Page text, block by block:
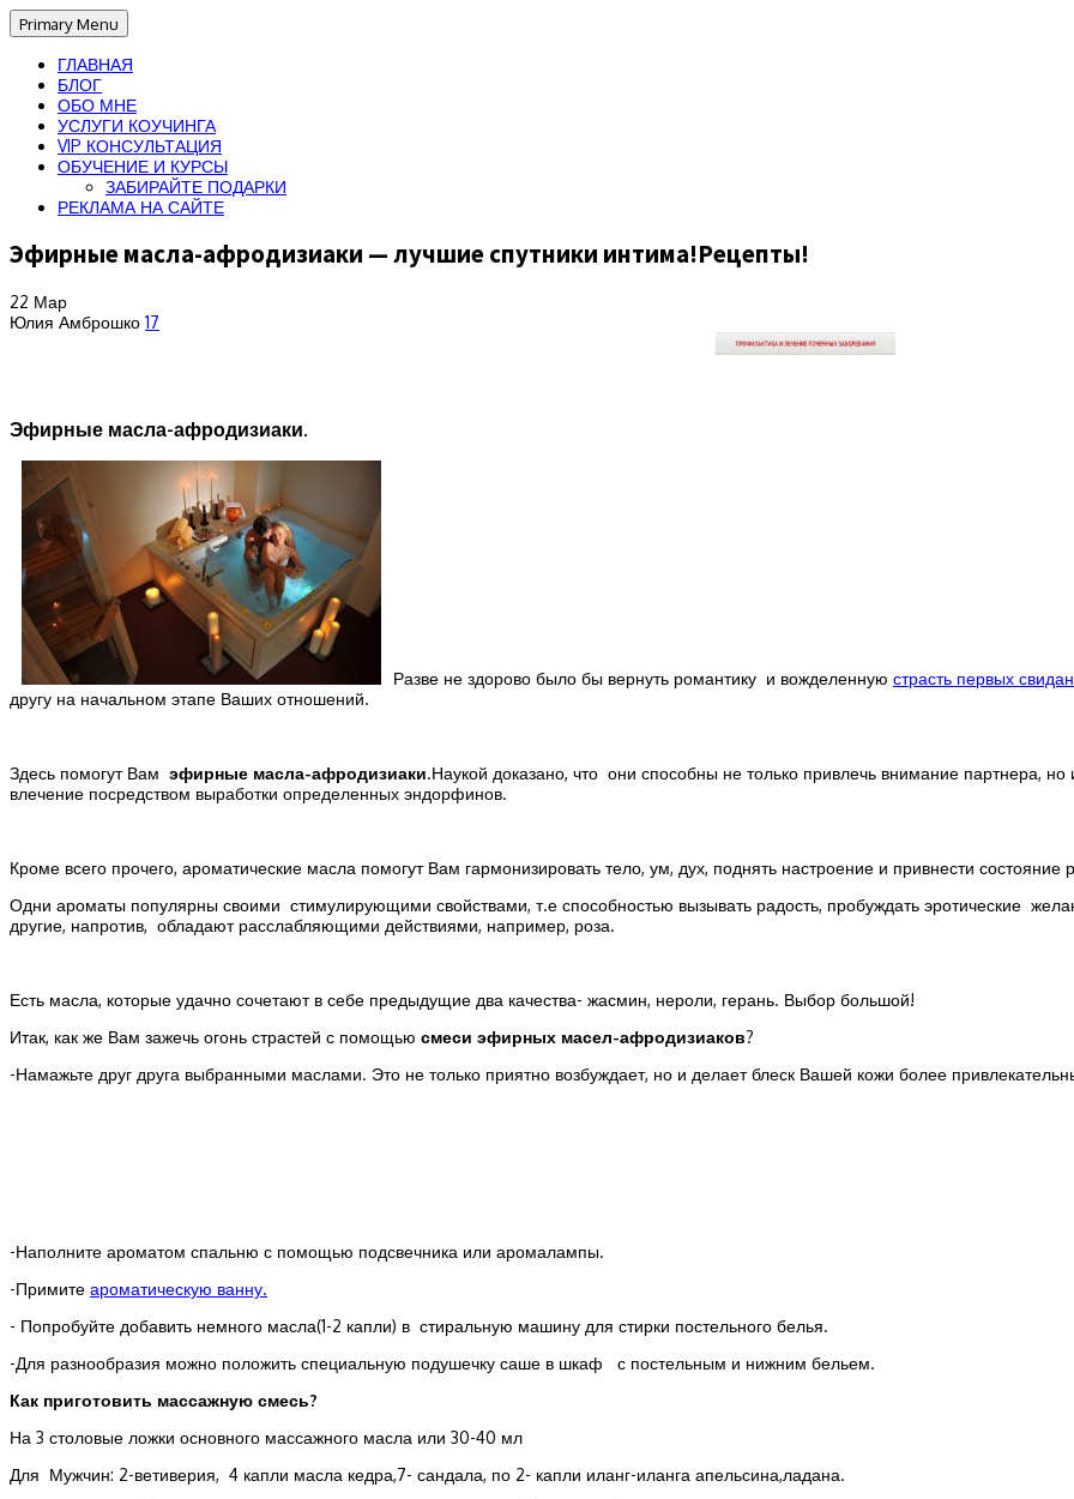
Primary Menu
ГЛАВНАЯ
БЛОГ
ОБО МНЕ
УСЛУГИ КОУЧИНГА
VIP КОНСУЛЬТАЦИЯ
ОБУЧЕНИЕ И КУРСЫ
ЗАБИРАЙТЕ ПОДАРКИ
РЕКЛАМА НА САЙТЕ
Эфирные масла-афродизиаки — лучшие спутники интима!Рецепты!
22 Мар
Юлия Амброшко 17
Эфирные масла-афродизиаки.
Разве не здорово было бы вернуть романтику и вожделенную страсть первых
другу на начальном этапе Ваших отношений.
Здесь помогут Вам эфирные масла-афродизиаки.Наукой доказано, что они способны не только привлечь внимание партнера,
влечение посредством выработки определенных эндорфинов.
Кроме всего прочего, ароматические масла помогут Вам гармонизировать тело, ум, дух, поднять настроение и привнести состояние
Одни ароматы популярны своими стимулирующими свойствами, т.е способностью вызывать радость, пробуждать эротические
другие, напротив, обладают расслабляющими действиями, например, роза.
Есть масла, которые удачно сочетают в себе предыдущие два качества- жасмин, нероли, герань. Выбор большой!
Итак, как же Вам зажечь огонь страстей с помощью смеси эфирных масел-афродизиаков?
-Намажьте друг друга выбранными маслами. Это не только приятно возбуждает, но и делает блеск Вашей кожи более
-Наполните ароматом спальню с помощью подсвечника или аромалампы.
-Примите ароматическую ванну.
- Попробуйте добавить немного масла(1-2 капли) в стиральную машину для стирки постельного белья.
-Для разнообразия можно положить специальную подушечку саше в шкаф с постельным и нижним бельем.
Как приготовить массажную смесь?
На 3 столовые ложки основного массажного масла или 30-40 мл
Для Мужчин: 2-ветиверия, 4 капли масла кедра,7- сандала, по 2- капли иланг-иланга апельсина,ладана.